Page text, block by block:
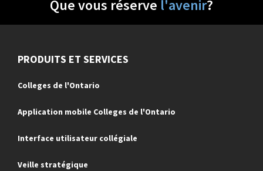
Que vous réserve l'avenir?
PRODUITS ET SERVICES
Colleges de l'Ontario
Application mobile Colleges de l'Ontario
Interface utilisateur collégiale
Veille stratégique